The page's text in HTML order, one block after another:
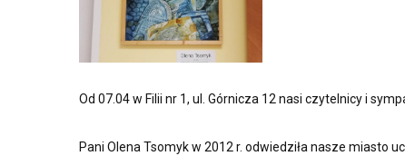
Od 07.04 w Filii nr 1, ul. Górnicza 12 nasi czytelnicy i
Pani Olena Tsomyk w 2012 r. odwiedziła nasze miasto